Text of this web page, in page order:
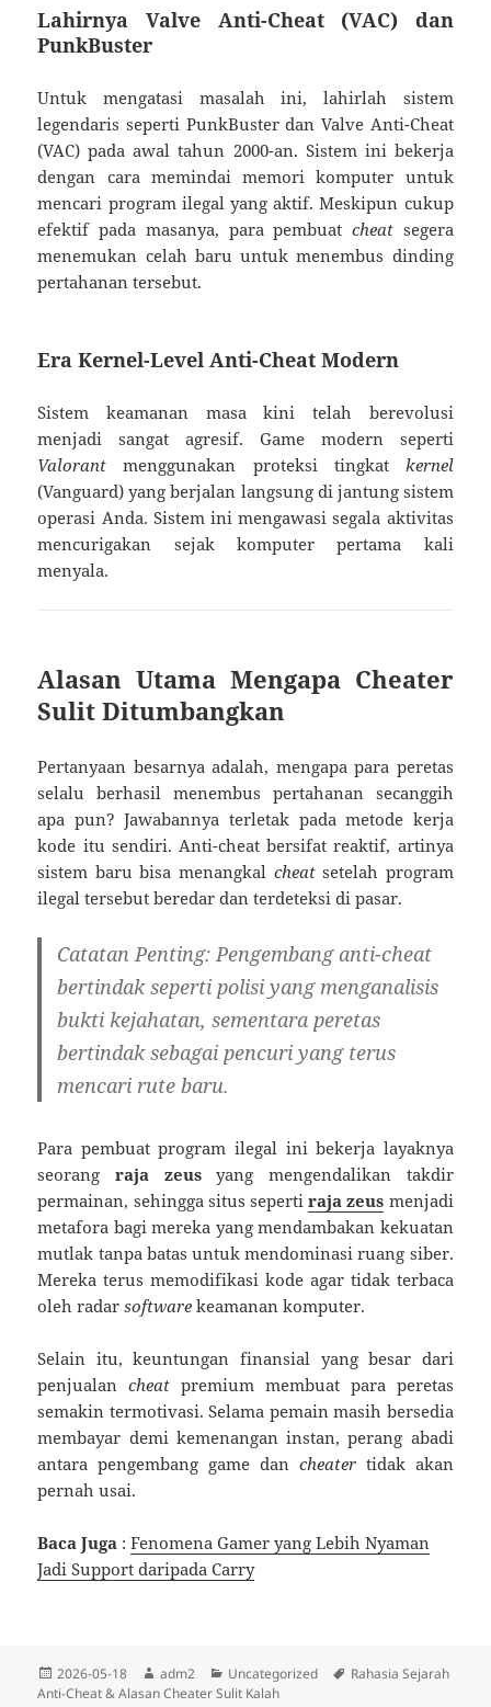
Lahirnya Valve Anti-Cheat (VAC) dan
PunkBuster
Untuk mengatasi masalah ini, lahirlah sistem
legendaris seperti PunkBuster dan Valve Anti-Cheat
(VAC) pada awal tahun 2000-an. Sistem ini bekerja
dengan cara memindai memori komputer untuk
mencari program ilegal yang aktif. Meskipun cukup
efektif pada masanya, para pembuat cheatsegera
menemukan celah baru untuk menembus dinding
pertahanan tersebut.
Era Kernel-Level Anti-Cheat Modern
Sistem keamanan masa kini telah berevolusi
menjadi sangat agresif. Game modern seperti
Valorant menggunakan proteksi tingkat kernel
(Vanguard) yang berjalan langsung di jantung sistem
operasi Anda. Sistem ini mengawasi segala aktivitas
mencurigakan sejak komputer pertama kali
menyala.
Alasan Utama Mengapa Cheater
Sulit Ditumbangkan
Pertanyaan besarnya adalah, mengapa para peretas
selalu berhasil menembus pertahanan secanggih
apa pun? Jawabannya terletak pada metode kerja
kode itu sendiri. Anti-cheat bersifat reaktif, artinya
sistem baru bisa menangkal cheatsetelah program
ilegal tersebut beredar dan terdeteksi di pasar.
Catatan Penting: Pengembang anti-cheat
bertindak seperti polisi yang menganalisis
bukti kejahatan, sementara peretas
bertindak sebagai pencuri yang terus
mencari rute baru.
Para pembuat program ilegal ini bekerja layaknya
seorangraja zeusyang mengendalikan takdir
permainan, sehingga situs sepertiraja zeus menjadi
metafora bagi mereka yang mendambakan kekuatan
mutlak tanpa batas untuk mendominasi ruang siber.
Mereka terus memodifikasi kode agar tidak terbaca
oleh radarsoftware keamanan komputer.
Selain itu, keuntungan finansial yang besar dari
penjualancheat premium membuat para peretas
semakin termotivasi. Selama pemain masih bersedia
membayar demi kemenangan instan, perang abadi
antara pengembang game dan cheatertidak akan
pernah usai.
Baca Juga :Fenomena Gamer yang Lebih Nyaman
Jadi Support daripada Carry
Diposkan
pada
2026-05-18 Penulis
adm2 Kategori
Uncategorized Tag
Rahasia Sejarah
Anti-Cheat & Alasan Cheater Sulit Kalah